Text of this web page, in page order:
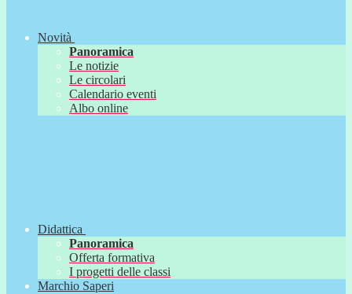
Novità
Panoramica
Le notizie
Le circolari
Calendario eventi
Albo online
Didattica
Panoramica
Offerta formativa
I progetti delle classi
Marchio Saperi